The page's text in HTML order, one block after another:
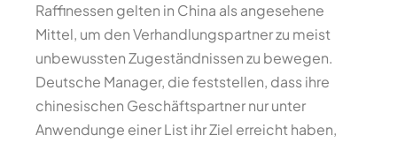
Raffinessen gelten in China als angesehene
Mittel, um den Verhandlungspartner zu meist
unbewussten Zugeständnissen zu bewegen.
Deutsche Manager, die feststellen, dass ihre
chinesischen Geschäftspartner nur unter
Anwendunge einer List ihr Ziel erreicht haben,